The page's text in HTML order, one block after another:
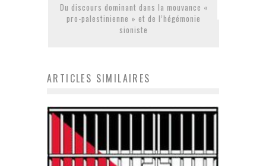
Du discours dominant dans la mouvance «
pro-palestinienne » et de l’hégémonie
sioniste
ARTICLES SIMILAIRES